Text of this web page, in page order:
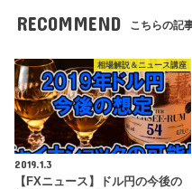
RECOMMEND こちらの記
相場解説＆ニュース講座
2019.1.3
【FXニュース】ドル円の今後の